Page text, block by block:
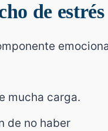
de estrés
mucha carga.
de no haber